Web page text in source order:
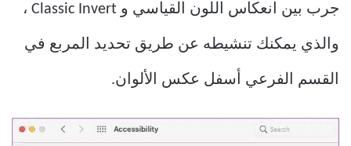
جرب بين انعكاس اللون القياسي و Classic Invert ،
والذي يمكنك تنشيطه عن طريق تحديد المربع في
القسم الفرعي أسفل عكس الألوان.